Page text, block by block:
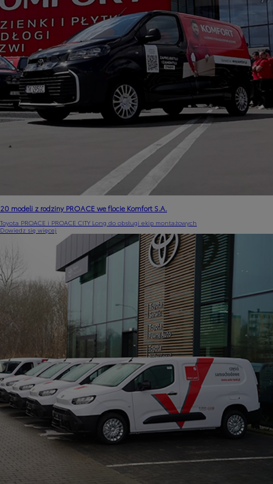
20 modeli z rodziny PROACE we flocie Komfort S.A.
Toyota PROACE i PROACE CITY Long do obsługi ekip montażowych
Dowiedz się więcej